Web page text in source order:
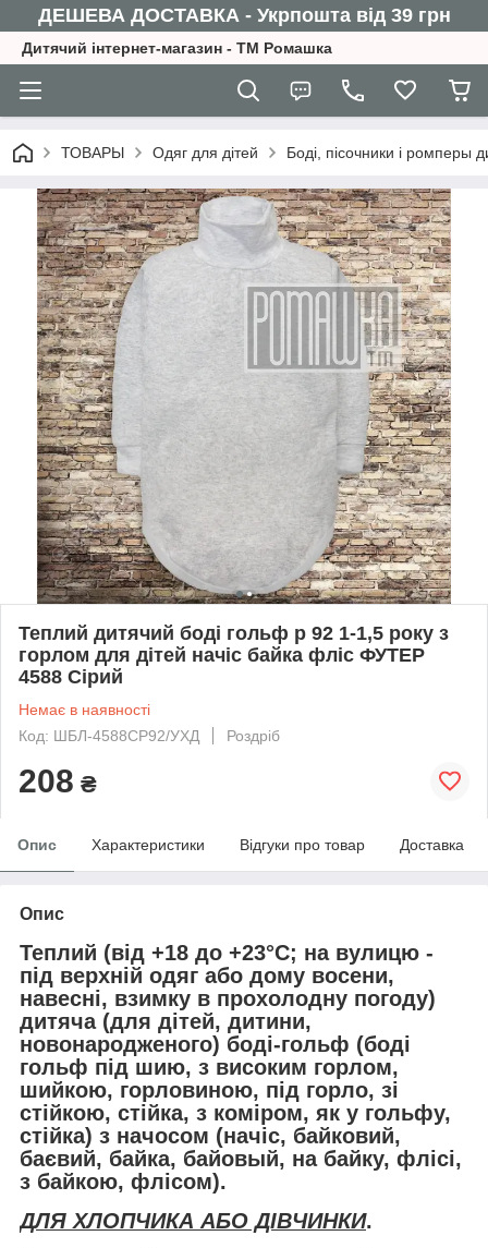
ДЕШЕВА ДОСТАВКА - Укрпошта від 39 грн
Дитячий інтернет-магазин - ТМ Ромашка
ТОВАРЫ Одяг для дітей Боді, пісочники і ромперы
Теплий дитячий боді гольф р 92 1-1,5 року з
горлом для дітей начіс байка фліс ФУТЕР
4588 Сірий
Немає в наявності
Код: ШБЛ-4588СР92/УХД
Роздріб
208 ₴
Опис Характеристики Відгуки про товар Доставка
Опис
Теплий (від +18 до +23°С; на вулицю -
під верхній одяг або дому восени,
навесні, взимку в прохолодну погоду)
дитяча (для дітей, дитини,
новонародженого) боді-гольф (боді
гольф під шию, з високим горлом,
шийкою, горловиною, під горло, зі
стійкою, стійка, з коміром, як у гольфу,
стійка) з начосом (начіс, байковий,
баєвий, байка, байовый, на байку, флісі,
з байкою, флісом).
ДЛЯ ХЛОПЧИКА АБО ДІВЧИНКИ.